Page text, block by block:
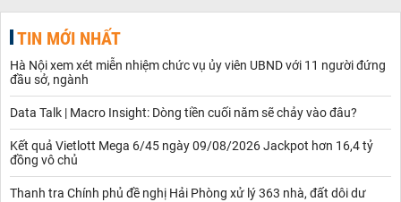
TIN MỚI NHẤT
Hà Nội xem xét miễn nhiệm chức vụ ủy viên UBND với 11 người đứng
đầu sở, ngành
Data Talk | Macro Insight: Dòng tiền cuối năm sẽ chảy vào đâu?
Kết quả Vietlott Mega 6/45 ngày 09/08/2026 Jackpot hơn 16,4 tỷ
đồng vô chủ
Thanh tra Chính phủ đề nghị Hải Phòng xử lý 363 nhà, đất dôi dư